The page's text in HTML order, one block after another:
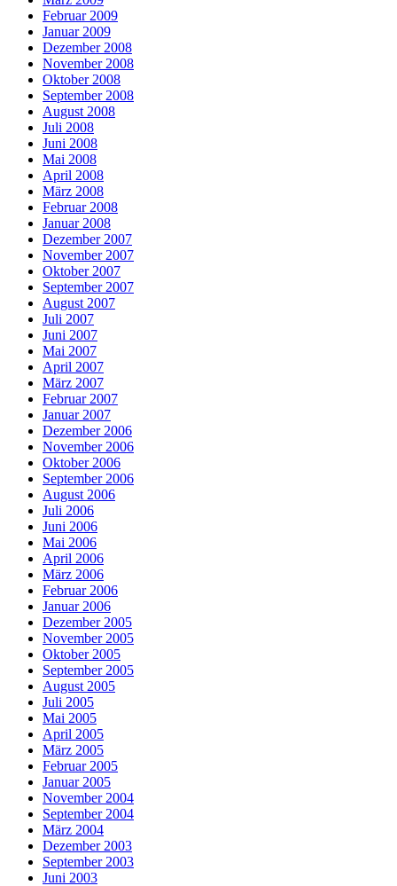
Februar 2009
Januar 2009
Dezember 2008
November 2008
Oktober 2008
September 2008
August 2008
Juli 2008
Juni 2008
Mai 2008
April 2008
März 2008
Februar 2008
Januar 2008
Dezember 2007
November 2007
Oktober 2007
September 2007
August 2007
Juli 2007
Juni 2007
Mai 2007
April 2007
März 2007
Februar 2007
Januar 2007
Dezember 2006
November 2006
Oktober 2006
September 2006
August 2006
Juli 2006
Juni 2006
Mai 2006
April 2006
März 2006
Februar 2006
Januar 2006
Dezember 2005
November 2005
Oktober 2005
September 2005
August 2005
Juli 2005
Mai 2005
April 2005
März 2005
Februar 2005
Januar 2005
November 2004
September 2004
März 2004
Dezember 2003
September 2003
Juni 2003